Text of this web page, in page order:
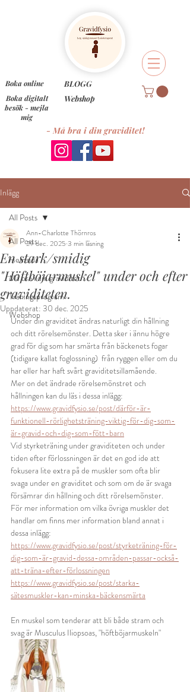
Boka online
Boka digitalt
besök - mejla
mig
BLOGG
Webshop
- Må bra i din graviditet!
Inlägg
All Posts
Hemsida
Må bra i din graviditet
Träningsprogram
Webshop
All Posts
En stark/smidig
"Höftböjarmuskel" under och efter
graviditeten.
Ann-Charlotte Thörnros
29 dec. 2025 3 min läsning
Uppdaterat: 30 dec. 2025
Under din graviditet ändras naturligt din hållning
och ditt rörelsemönster. Detta sker i ännu högre
grad för dig som har smärta från bäckenets fogar
(tidigare kallat foglossning)  från ryggen eller om du
har eller har haft svårt graviditetsillamående.
Mer on det ändrade rörelsemönstret och
hållningen kan du läs i dessa inlägg:
https://www.gravidfysio.se/post/därför-är-
funktionell-rörlighetsträning-viktig-för-dig-som-
är-gravid-och-dig-som-fött-barn
Vid styrketräning under graviditeten och under
tiden efter förlossningen är det en god ide att
fokusera lite extra på de muskler som ofta blir
svaga under en graviditet och som om de är svaga
försämrar din hållning och ditt rörelsemönster.
För mer information om vilka övriga muskler det
handlar om finns mer information bland annat i
dessa inlägg:
https://www.gravidfysio.se/post/styrketräning-för-
dig-som-är-gravid-dessa-områden-passar-också-
att-träna-efter-förlossningen
https://www.gravidfysio.se/post/starka-
sätesmuskler-kan-minska-bäckensmärta
En muskel som tenderar att bli både stram och
svag är Musculus Iliopsoas, "höftböjarmuskeln"